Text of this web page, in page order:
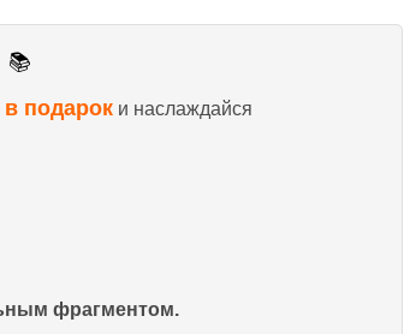
📚
подарок и наслаждайся
фрагментом.